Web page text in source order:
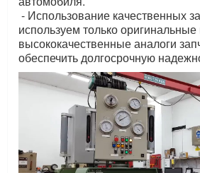
- Использование качественных
используем только оригинальные
высококачественные аналоги
обеспечить долгосрочную